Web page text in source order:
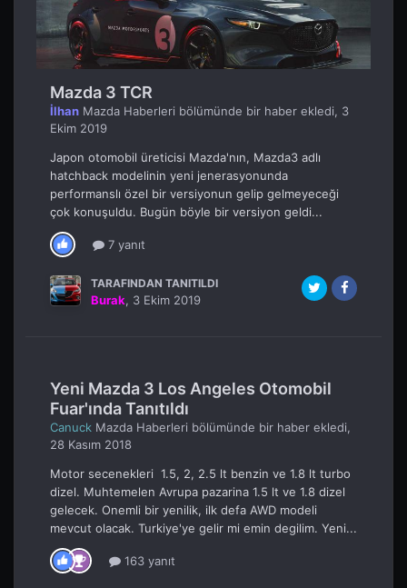
Mazda 3 TCR
İlhan Mazda Haberleri bölümünde bir haber ekledi, 3
Ekim 2019
Japon otomobil üreticisi Mazda'nın, Mazda3 adlı
hatchback modelinin yeni jenerasyonunda
performanslı özel bir versiyonun gelip gelmeyeceği
çok konuşuldu. Bugün böyle bir versiyon geldi...
7 yanıt
TARAFINDAN TANITILDI
Burak, 3 Ekim 2019
Yeni Mazda 3 Los Angeles Otomobil
Fuar'ında Tanıtıldı
Canuck Mazda Haberleri bölümünde bir haber ekledi,
28 Kasım 2018
Motor secenekleri 1.5, 2, 2.5 lt benzin ve 1.8 lt turbo
dizel. Muhtemelen Avrupa pazarina 1.5 lt ve 1.8 dizel
gelecek. Onemli bir yenilik, ilk defa AWD modeli
mevcut olacak. Turkiye'ye gelir mi emin degilim. Yeni...
163 yanıt